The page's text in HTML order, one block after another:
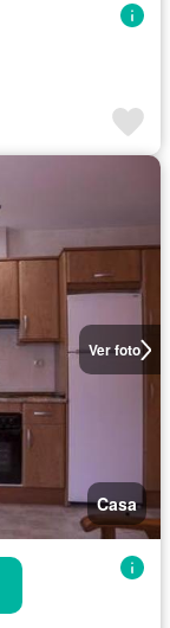
Ver foto
Casa